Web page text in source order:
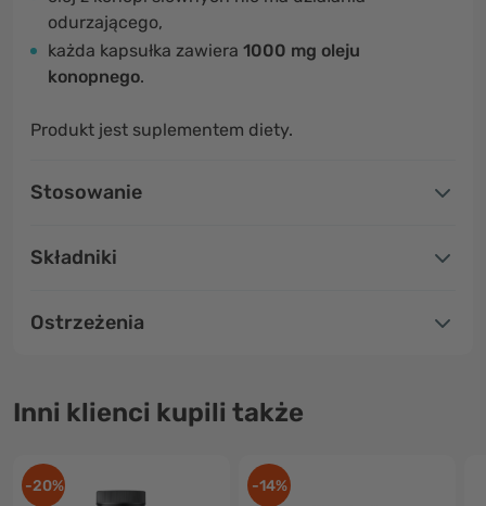
odurzającego,
każda kapsułka zawiera 1000 mg oleju
konopnego.
Produkt jest suplementem diety.
Stosowanie
Składniki
Ostrzeżenia
Inni klienci kupili także
-20% -14%